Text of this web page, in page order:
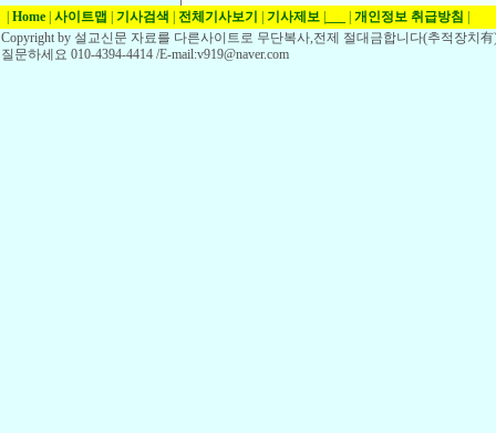
Home 사이트맵 기사검색 전체기사보기 기사제보 개인정보 취급방침
Copyright by 설교신문 자료를 다른사이트로 무단복사,전제 절대금합니다(추적장치
질문하세요 010-4394-4414 /E-mail:v919@naver.com